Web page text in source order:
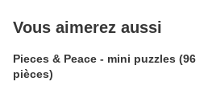
Vous aimerez aussi
Pieces & Peace - mini puzzles (96
pièces)